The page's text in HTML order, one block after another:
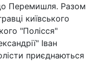
Перемишля. Разом
київського
"Полісся"
Іван
приєднаються